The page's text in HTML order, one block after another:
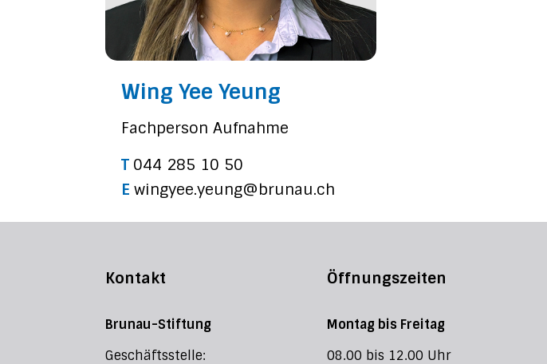
Wing Yee Yeung
Fachperson Aufnahme
T 044 285 10 50
E wingyee.yeung@brunau.ch
Kontakt
Brunau-Stiftung
Geschäftsstelle:
Öffnungszeiten
Montag bis Freitag
08.00 bis 12.00 Uhr